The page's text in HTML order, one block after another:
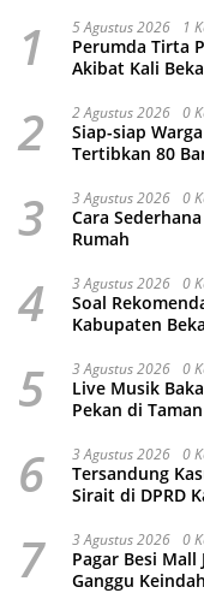
1 5 Agustus 2026 1
Perumda Tirta
Akibat Kali
2 2 Agustus 2026 0
Siap-siap
Tertibkan 80
3 3 Agustus 2026 0
Cara
Rumah
4 3 Agustus 2026 0
Soal
Kabupaten
5 3 Agustus 2026 0
Live Musik
Pekan di
6 3 Agustus 2026 0
Tersandung
Sirait di DPRD
7 3 Agustus 2026 0
Pagar Besi Mall
Ganggu